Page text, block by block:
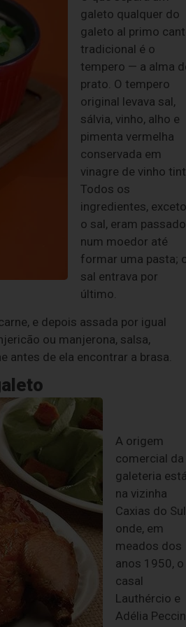
galeto qualquer do
galeto al primo
tradicional é o
tempero — a alma
prato. O tempero
original levava sal,
sálvia, vinho, alho e
pimenta vermelha
conservada em
vinagre de vinho
Todos os
ingredientes, exceto
o sal, eram
num moedor até
formar uma pasta;
sal entrava por
último.
e depois assada por igual
ou manjerona, salsa,
antes de ela encontrar a brasa.
A origem
comercial da
galeteria está
na vizinha
Caxias do
onde, em
meados dos
anos 1950, o
casal
Lauthércio e
Adélia